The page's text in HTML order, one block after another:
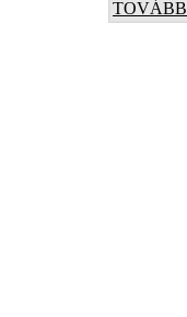
TOVÁBB